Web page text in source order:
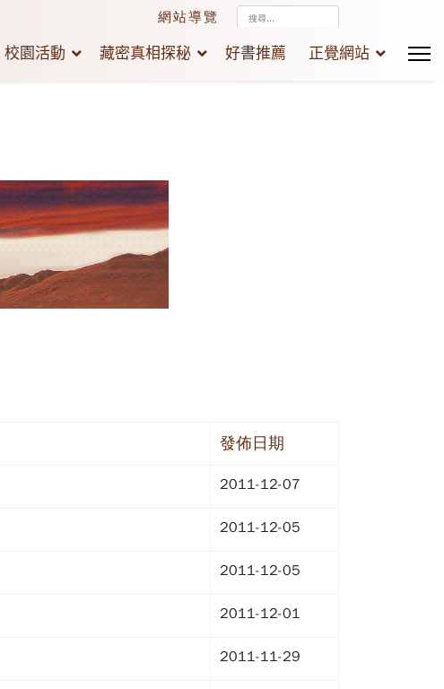
網站導覽
尋...
校園活動 藏密真相探秘 好書推薦 正覺網站
發佈日期
2011-12-07
2011-12-05
2011-12-05
2011-12-01
2011-11-29